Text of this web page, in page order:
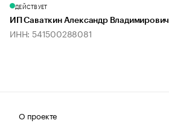
ДЕЙСТВУЕТ
ИП Саваткин Александр Владимирович
ИНН: 541500288081
О проекте